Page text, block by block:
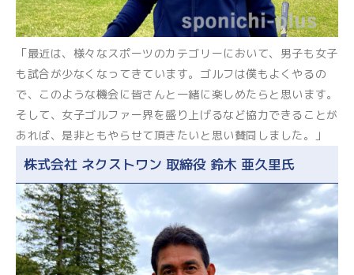
「最近は、様々なスポーツのカテゴリーにおいて、男子も女子
も試合が少なくなってきています。ゴルフは僕もよくやるの
で、このような機会に皆さんと一緒に楽しめたらと思います。
そして、女子ゴルファー界を盛り上げるなど協力できることが
あれば、是非ともやらせて頂きたいと思い賛同しました。」
株式会社 ネクストワン 取締役 鈴木 亜久里氏